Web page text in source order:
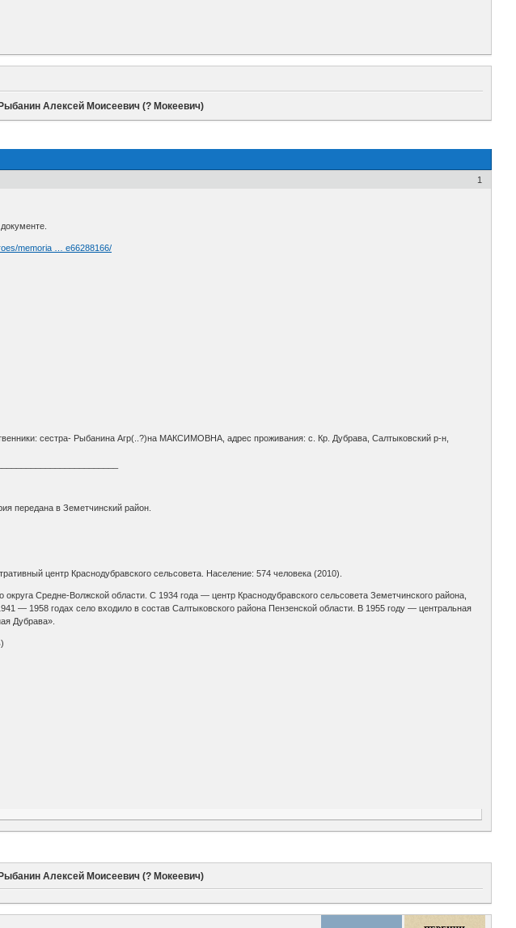
Рыбанин Алексей Моисеевич (? Мокеевич)
1
memoria … e66288166/
сестра- Рыбанина Агр(..?)на МАКСИМОВНА, адрес проживания: с. Кр. Дубрава, Салтыковский р-н,
передана в Земетчинский район.
центр Краснодубравского сельсовета. Население: 574 человека (2010).
Средне-Волжской области. С 1934 года — центр Краснодубравского сельсовета Земетчинского района,
— 1958 годах село входило в состав Салтыковского района Пензенской области. В 1955 году — центральная
Дубрава».
Рыбанин Алексей Моисеевич (? Мокеевич)